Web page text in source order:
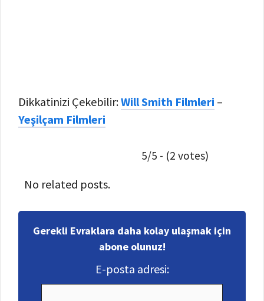
Dikkatinizi Çekebilir:Will Smith Filmleri –
Yeşilçam Filmleri
5/5 - (2 votes)
No related posts.
Gerekli Evraklara daha kolay ulaşmak için
abone olunuz!
E-posta adresi: